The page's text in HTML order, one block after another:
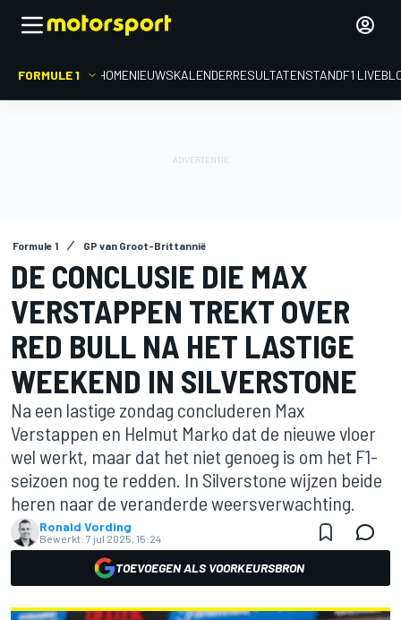
FORMULE 1 HOMENIEUWSKALENDERRESULTATENSTANDF1
Formule 1 GP van Groot-Brittannië
DE CONCLUSIE DIE MAX
VERSTAPPEN TREKT OVER
RED BULL NA HET LASTIGE
WEEKEND IN SILVERSTONE
Na een lastige zondag concluderen Max
Verstappen en Helmut Marko dat de nieuwe vloer
wel werkt, maar dat het niet genoeg is om het F1-
seizoen nog te redden. In Silverstone wijzen beide
heren naar de veranderde weersverwachting.
Ronald Vording
Bewerkt: 7 jul 2025, 15:24
TOEVOEGEN ALS VOORKEURSBRON